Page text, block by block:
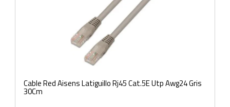
Cable Red Aisens Latiguillo Rj45 Cat.5E Utp Awg24 Gris
30Cm